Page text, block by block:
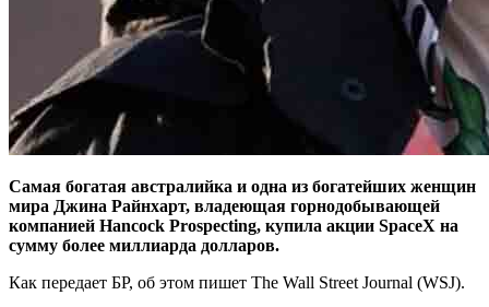
Самая богатая австралийка и одна из богатейших женщин
мира Джина Райнхарт, владеющая горнодобывающей
компанией Hancock Prospecting, купила акции SpaceX на
сумму более миллиарда долларов.
Как передает БР, об этом пишет The Wall Street Journal (WSJ).